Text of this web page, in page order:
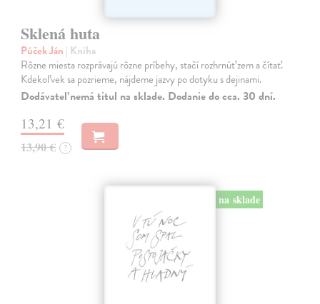
Sklená huta
Púček Ján | Kniha
Rôzne miesta rozprávajú rôzne príbehy, stačí rozhrnúť zem a čítať.
Kdekoľvek sa pozrieme, nájdeme jazvy po dotyku s dejinami.
Dodávateľ nemá titul na sklade. Dodanie do cca. 30 dní.
13,21 €
13,90 € ?
na sklade